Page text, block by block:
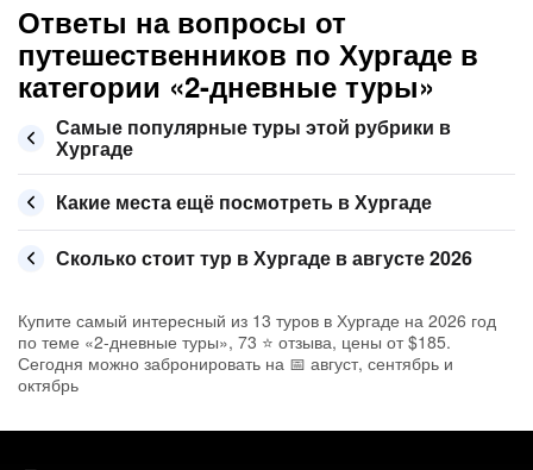
Ответы на вопросы от
путешественников по Хургаде в
категории «2-дневные туры»
Самые популярные туры этой рубрики в
Хургаде
Какие места ещё посмотреть в Хургаде
Сколько стоит тур в Хургаде в августе 2026
Купите самый интересный из 13 туров в Хургаде на 2026 год
по теме «2-дневные туры», 73 ⭐ отзыва, цены от $185.
Сегодня можно забронировать на 📅 август, сентябрь и
октябрь